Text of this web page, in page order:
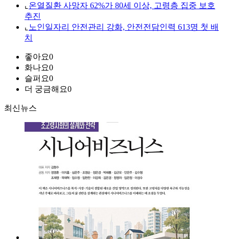
⌞ 온열질환 사망자 62%가 80세 이상, 고령층 집중 보호
추진
⌞ 노인일자리 안전관리 강화, 안전전담인력 613명 첫 배
치
좋아요0
화나요0
슬퍼요0
더 궁금해요0
최신뉴스